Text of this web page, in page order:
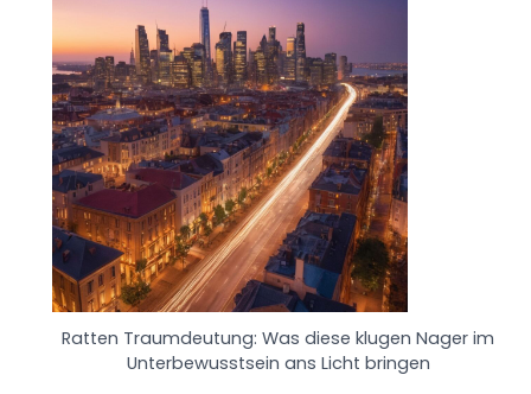
Ratten Traumdeutung: Was diese klugen Nager im
Unterbewusstsein ans Licht bringen